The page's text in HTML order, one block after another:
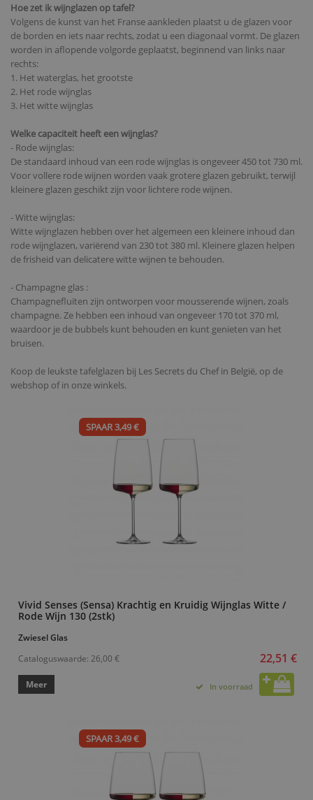
Hoe zet ik wijnglazen op tafel?
Volgens de kunst van het Franse aankleden plaatst u de glazen voor
de borden en iets naar rechts, zodat u een diagonaal vormt. De glazen
worden in aflopende volgorde geplaatst, beginnend van links naar
rechts:
1. Het waterglas, het grootste
2. Het rode wijnglas
3. Het witte wijnglas
Welke capaciteit heeft een wijnglas?
- Rode wijnglas:
De standaard inhoud van een rode wijnglas is ongeveer 450 tot 730 ml.
Voor vollere rode wijnen worden vaak grotere glazen gebruikt, terwijl
kleinere glazen geschikt zijn voor lichtere rode wijnen.
- Witte wijnglas:
Witte wijnglazen hebben over het algemeen een kleinere inhoud dan
rode wijnglazen, variërend van 230 tot 380 ml. Kleinere glazen helpen
de frisheid van delicatere witte wijnen te behouden.
- Champagne glas :
Champagnefluiten zijn ontworpen voor mousserende wijnen, zoals
champagne. Ze hebben een inhoud van ongeveer 170 tot 370 ml,
waardoor je de bubbels kunt behouden en kunt genieten van het
bruisen.
Koop de leukste tafelglazen bij Les Secrets du Chef in België, op de
webshop of in onze winkels.
SPAAR 3,49 €
Vivid Senses (Sensa) Krachtig en Kruidig Wijnglas Witte /
Rode Wijn 130 (2stk)
Zwiesel Glas
Cataloguswaarde: 26,00 € 22,51 €
Meer In voorraad
SPAAR 3,49 €